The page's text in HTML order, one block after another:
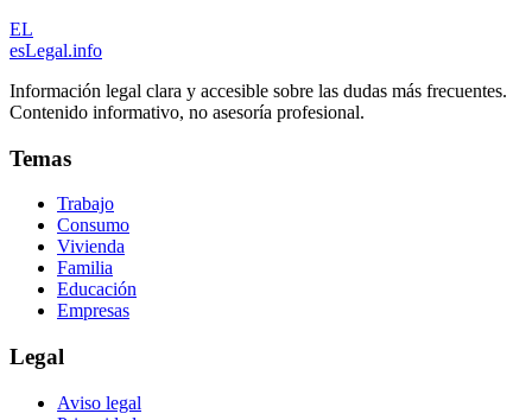
EL
esLegal.info
Información legal clara y accesible sobre las dudas más frecuentes.
Contenido informativo, no asesoría profesional.
Temas
Trabajo
Consumo
Vivienda
Familia
Educación
Empresas
Legal
Aviso legal